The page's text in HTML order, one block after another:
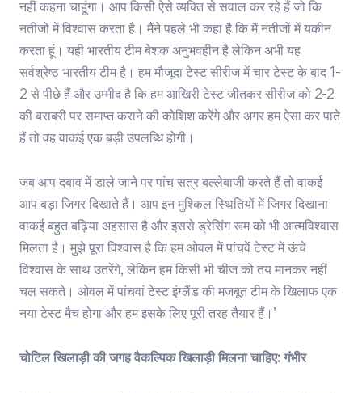
नहीं कहना चाहूंगा। आप किसी ऐसे व्यक्ति से सवाल कर रहे हैं जो कि
नतीजों में विश्वास करता है। मैंने पहले भी कहा है कि मैं नतीजों में यकीन
करता हूं। यही भारतीय टीम बेशक अनुभवहीन है लेकिन अभी यह
सर्वश्रेष्ठ भारतीय टीम है। हम मौजूदा टेस्ट सीरीज में चार टेस्ट के बाद 1-
2 से पीछे हैं और उम्मीद है कि हम आखिरी टेस्ट जीतकर सीरीज को 2-2
की बराबरी पर समाप्त कराने की कोशिश करेंगे और अगर हम ऐसा कर पाते
हैं तो वह वाकई एक बड़ी उपलब्धि होगी।
जब आप दबाव में डाले जाने पर पांच सत्र बल्लेबाजी करते हैं तो वाकई
आप बड़ा जिगर दिखाते हैं। आप इन मुश्किल स्थितियों में जिगर दिखाना
वाकई बहुत बढ़िया अहसास है और इससे ड्रेसिंग रूम को भी आत्मविश्वास
मिलता है। मुझे पूरा विश्वास है कि हम ओवल में पांचवें टेस्ट में ऊंचे
विश्वास के साथ उतरेंगे, लेकिन हम किसी भी चीज को तय मानकर नहीं
चल सकते। ओवल में पांचवां टेस्ट इंग्लैंड की मजबूत टीम के खिलाफ एक
नया टेस्ट मैच होगा और हम इसके लिए पूरी तरह तैयार हैं।’
चोटिल खिलाड़ी की जगह वैकल्पिक खिलाड़ी मिलना चाहिए: गंभीर